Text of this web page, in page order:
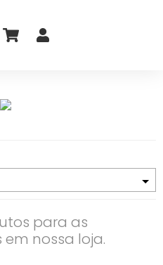
para as
nossa loja.